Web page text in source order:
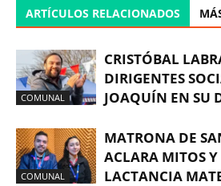
ARTÍCULOS RELACIONADOS
COMUNAL
CRISTÓBAL
DIRIGENTES
JOAQUÍN EN SU
COMUNAL
MATRONA DE
ACLARA MITOS Y
LACTANCIA